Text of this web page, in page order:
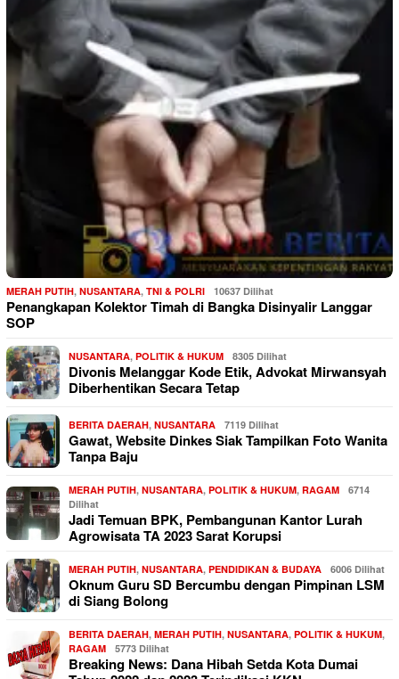
MERAH PUTIH, NUSANTARA, TNI & POLRI 10637 Dilihat
Penangkapan Kolektor Timah di Bangka Disinyalir Langgar
SOP
NUSANTARA, POLITIK & HUKUM 8305 Dilihat
Divonis Melanggar Kode Etik, Advokat Mirwansyah
Diberhentikan Secara Tetap
BERITA DAERAH, NUSANTARA 7119 Dilihat
Gawat, Website Dinkes Siak Tampilkan Foto Wanita
Tanpa Baju
MERAH PUTIH, NUSANTARA, POLITIK & HUKUM, RAGAM
6714
Dilihat
Jadi Temuan BPK, Pembangunan Kantor Lurah
Agrowisata TA 2023 Sarat Korupsi
MERAH PUTIH, NUSANTARA, PENDIDIKAN & BUDAYA 6006 Dilihat
Oknum Guru SD Bercumbu dengan Pimpinan LSM
di Siang Bolong
BERITA DAERAH, MERAH PUTIH, NUSANTARA, POLITIK & HUKUM,
RAGAM
5773 Dilihat
Breaking News: Dana Hibah Setda Kota Dumai